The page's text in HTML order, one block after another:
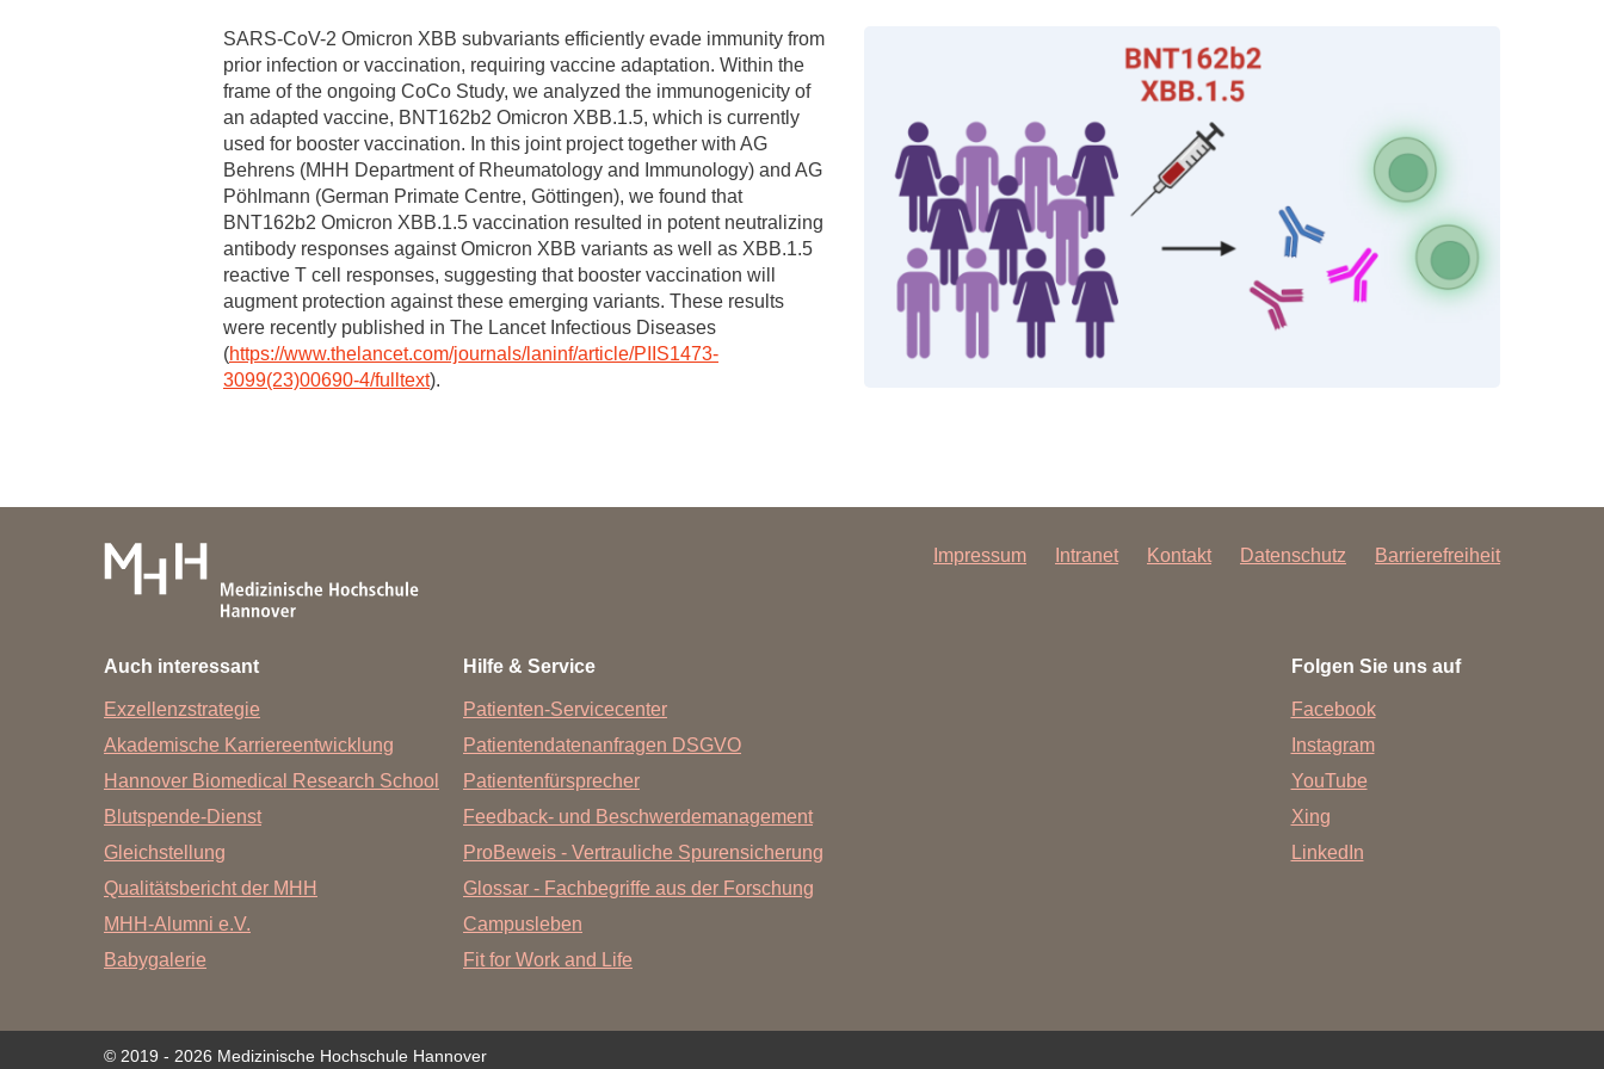
Akademische Karriereentwicklung
Ansprechpersonen
Hannover Biomedical Research School (HBRS)
Für Postdoktorand:innen
Forschungsinformationssystem
Dekanin für Forschung und Transfer und
Forschungskommission
Gute wissenschaftliche Praxis
GWP-Kommission
Ombudswesen und Ombudsperson
Forschung - Wissen - Translation - Transfer
Partner:innen & Netzwerke
Für Lebenswissenschaftler:innen
Für Partner:innen & Investor:innen
Für Startups und Gründer:innen
SARS-CoV-2 Omicron XBB subvariants efficiently evade immunity from
prior infection or vaccination, requiring vaccine adaptation. Within the
frame of the ongoing CoCo Study, we analyzed the immunogenicity of
an adapted vaccine, BNT162b2 Omicron XBB.1.5, which is currently
used for booster vaccination. In this joint project together with AG
Behrens (MHH Department of Rheumatology and Immunology) and AG
Pöhlmann (German Primate Centre, Göttingen), we found that
BNT162b2 Omicron XBB.1.5 vaccination resulted in potent neutralizing
antibody responses against Omicron XBB variants as well as XBB.1.5
reactive T cell responses, suggesting that booster vaccination will
augment protection against these emerging variants. These results
were recently published in The Lancet Infectious Diseases
(https://www.thelancet.com/journals/laninf/article/PIIS1473-
3099(23)00690-4/fulltext).
Impressum Intranet Kontakt Datenschutz Barrierefreiheit
Auch interessant
Exzellenzstrategie
Akademische Karriereentwicklung
Hannover Biomedical Research School
Blutspende-Dienst
Gleichstellung
Qualitätsbericht der MHH
MHH-Alumni e.V.
Babygalerie
Hilfe & Service
Patienten-Servicecenter
Patientendatenanfragen DSGVO
Patientenfürsprecher
Feedback- und Beschwerdemanagement
ProBeweis - Vertrauliche Spurensicherung
Glossar - Fachbegriffe aus der Forschung
Campusleben
Fit for Work and Life
Folgen Sie uns auf
Facebook
Instagram
YouTube
Xing
LinkedIn
© 2019 - 2026 Medizinische Hochschule Hannover